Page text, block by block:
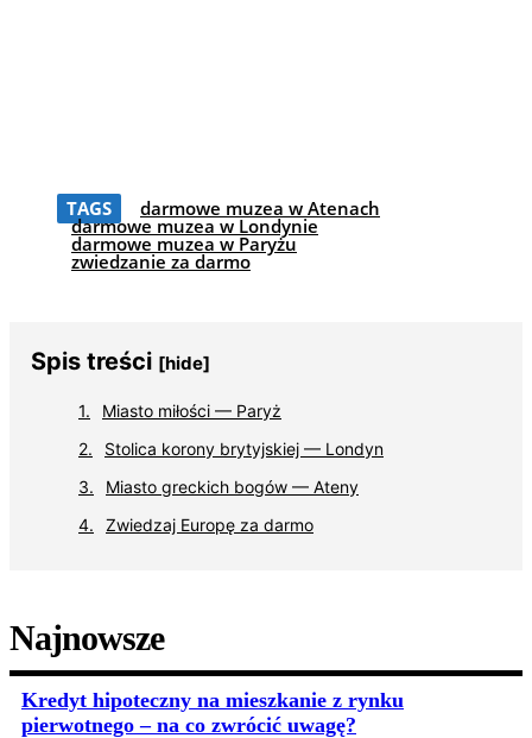
TAGS darmowe muzea w Atenach
darmowe muzea w Londynie
darmowe muzea w Paryżu
zwiedzanie za darmo
Spis treści [hide]
Miasto miłości — Paryż
Stolica korony brytyjskiej — Londyn
Miasto greckich bogów — Ateny
Zwiedzaj Europę za darmo
Najnowsze
Kredyt hipoteczny na mieszkanie z rynku
pierwotnego – na co zwrócić uwagę?